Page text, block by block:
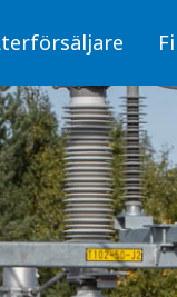
miljö och säkerhet
Skyltar
Skyltar för
Fiber/OPTO